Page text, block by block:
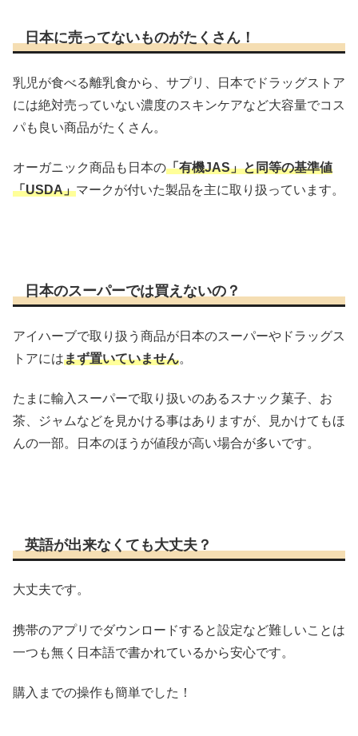
日本に売ってないものがたくさん！
乳児が食べる離乳食から、サプリ、日本でドラッグストア
には絶対売っていない濃度のスキンケアなど大容量でコス
パも良い商品がたくさん。
オーガニック商品も日本の「有機JAS」と同等の基準値
「USDA」マークが付いた製品を主に取り扱っています。
日本のスーパーでは買えないの？
アイハーブで取り扱う商品が日本のスーパーやドラッグス
トアにはまず置いていません。
たまに輸入スーパーで取り扱いのあるスナック菓子、お
茶、ジャムなどを見かける事はありますが、見かけてもほ
んの一部。日本のほうが値段が高い場合が多いです。
英語が出来なくても大丈夫？
大丈夫です。
携帯のアプリでダウンロードすると設定など難しいことは
一つも無く日本語で書かれているから安心です。
購入までの操作も簡単でした！